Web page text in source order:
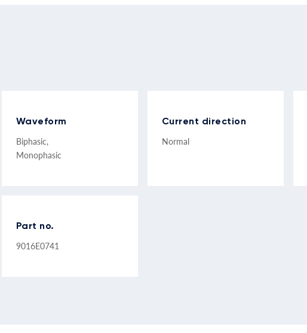
Waveform
Biphasic,
Monophasic
Current direction
Normal
Part no.
9016E0741